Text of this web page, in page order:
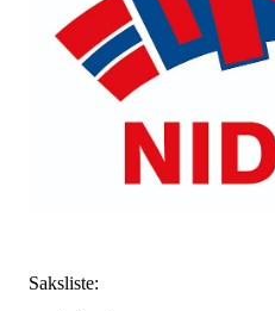
Saksliste: